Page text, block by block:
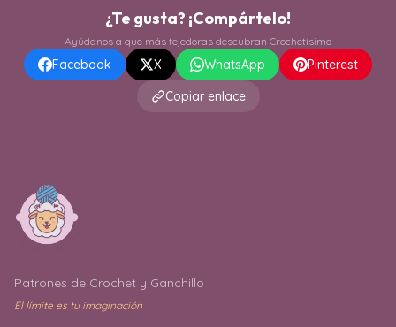
¿Te gusta? ¡Compártelo!
Ayúdanos a que más tejedoras descubran Crochetísimo
Facebook X WhatsApp
Pinterest
Copiar enlace
Patrones de Crochet y Ganchillo
El límite es tu imaginación